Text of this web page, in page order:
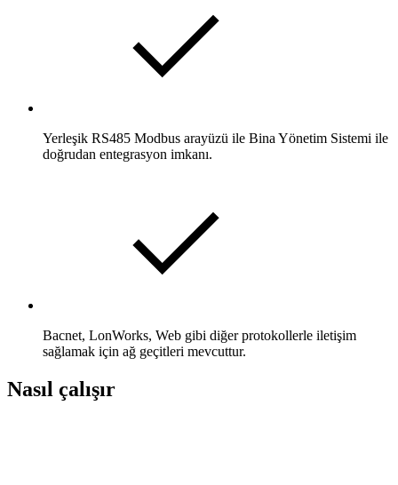
Yerleşik RS485 Modbus arayüzü ile Bina Yönetim Sistemi ile
doğrudan entegrasyon imkanı.
Bacnet, LonWorks, Web gibi diğer protokollerle iletişim
sağlamak için ağ geçitleri mevcuttur.
Nasıl çalışır